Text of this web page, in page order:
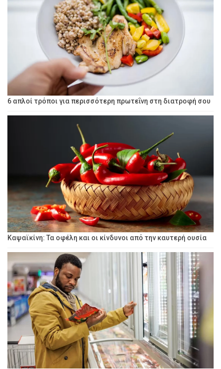
6 απλοί τρόποι για περισσότερη πρωτεΐνη στη διατροφή σου
Καψαϊκίνη: Τα οφέλη και οι κίνδυνοι από την καυτερή ουσία